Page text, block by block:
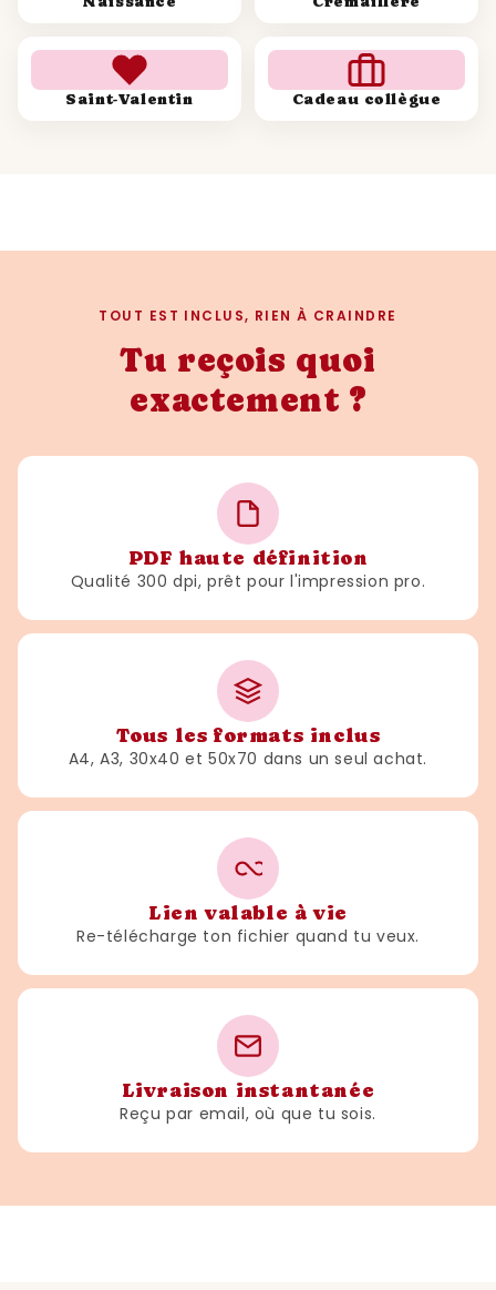
Saint-Valentin Cadeau collègue
TOUT EST INCLUS, RIEN À CRAINDRE
Tu reçois quoi
exactement ?
PDF haute définition
Qualité 300 dpi, prêt pour l'impression pro.
Tous les formats inclus
A4, A3, 30x40 et 50x70 dans un seul achat.
Lien valable à vie
Re-télécharge ton fichier quand tu veux.
Livraison instantanée
Reçu par email, où que tu sois.